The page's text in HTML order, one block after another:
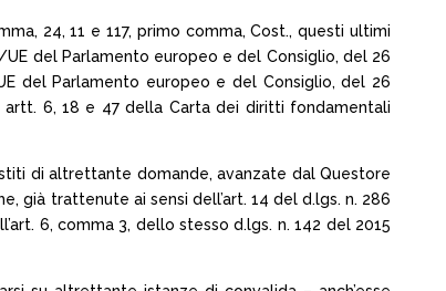
24, 11 e 117, primo comma, Cost., questi ultimi
del Parlamento europeo e del Consiglio, del 26
del Parlamento europeo e del Consiglio, del 26
6, 18 e 47 della Carta dei diritti fondamentali
di altrettante domande, avanzate dal Questore
già trattenute ai sensi dell’art. 14 del d.lgs. n. 286
6, comma 3, dello stesso d.lgs. n. 142 del 2015